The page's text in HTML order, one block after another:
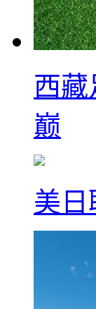
西藏
巅
美日